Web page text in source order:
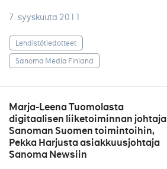
7. syyskuuta 2011
Lehdistötiedotteet
Sanoma Media Finland
Marja-Leena Tuomolasta
digitaalisen liiketoiminnan johtaja
Sanoman Suomen toimintoihin,
Pekka Harjusta asiakkuusjohtaja
Sanoma Newsiin